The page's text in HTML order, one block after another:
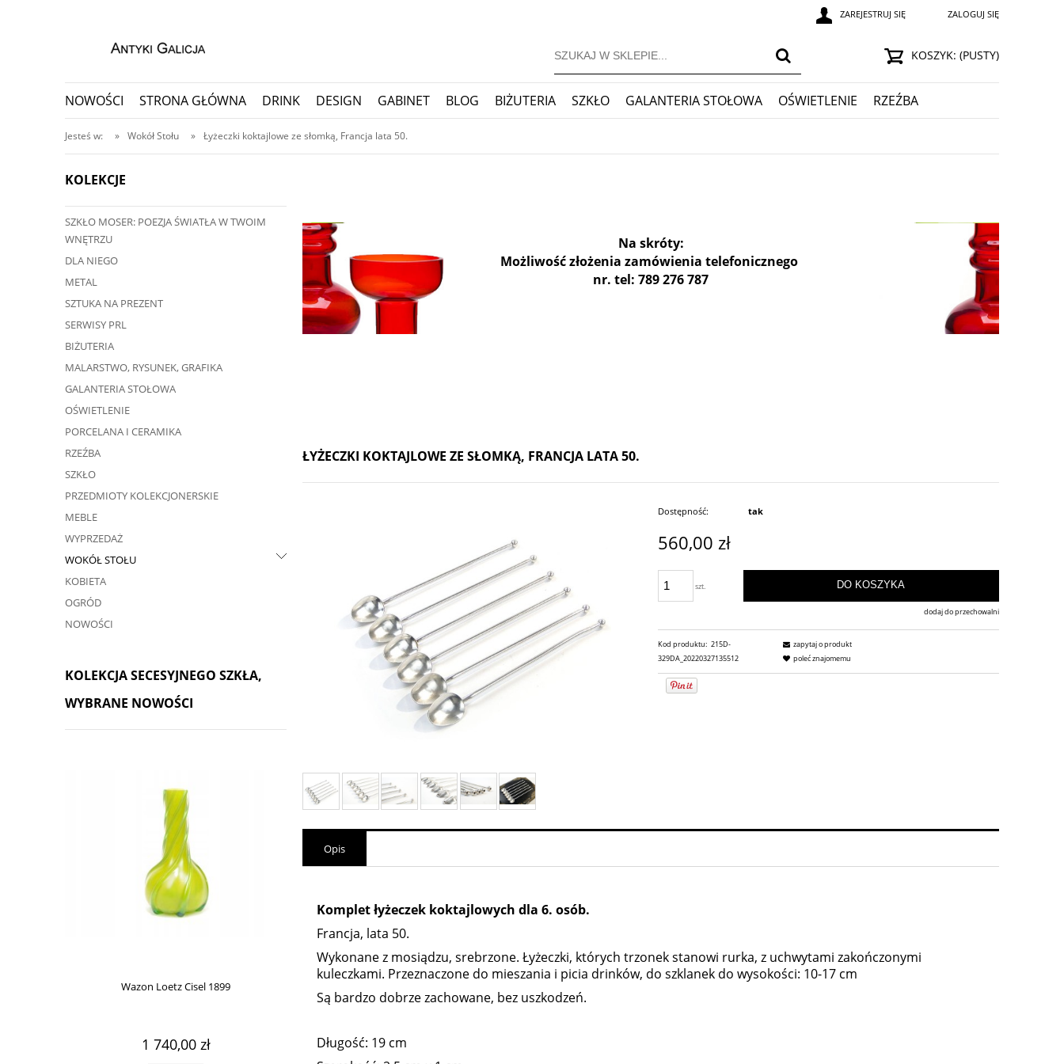
ZAREJESTRUJ SIĘ ZALOGUJ SIĘ
KOSZYK: (PUSTY)
NOWOŚCI STRONA GŁÓWNA DRINK DESIGN GABINET BLOG BIŻUTERIA SZKŁO GALANTERIA STOŁOWA OŚWIETLENIE
RZEŹBA
PORCELANA I CERAMIKA
PRZEDMIOTY KOLEKCJONERSKIE
Jesteś w: » Wokół Stołu » Łyżeczki koktajlowe ze słomką, Francja lata 50.
KOLEKCJE
SZKŁO MOSER: POEZJA ŚWIATŁA W TWOIM
WNĘTRZU
DLA NIEGO
METAL
SZTUKA NA PREZENT
SERWISY PRL
BIŻUTERIA
MALARSTWO, RYSUNEK, GRAFIKA
GALANTERIA STOŁOWA
OŚWIETLENIE
PORCELANA I CERAMIKA
RZEŹBA
SZKŁO
PRZEDMIOTY KOLEKCJONERSKIE
MEBLE
WYPRZEDAŻ
WOKÓŁ STOŁU
KOBIETA
OGRÓD
NOWOŚCI
KOLEKCJA SECESYJNEGO SZKŁA,
WYBRANE NOWOŚCI
Wazon Loetz Cisel 1899
1 740,00 zł 1 200,00 zł
przedmiot?
nawet do 30 dni
Na skróty:
Możliwość złożenia zamówienia telefonicznego
nr. tel: 789 276 787
ŁYŻECZKI KOKTAJLOWE ZE SŁOMKĄ, FRANCJA LATA 50.
Dostępność: tak
560,00 zł
szt. DO KOSZYKA
dodaj do przechowalni
Kod produktu: 215D-
329DA_20220327135512
zapytaj o produkt
poleć znajomemu
Opis
Komplet łyżeczek koktajlowych dla 6. osób.
Francja, lata 50.
Wykonane z mosiądzu, srebrzone. Łyżeczki, których trzonek stanowi rurka, z uchwytami zakończonymi
kuleczkami. Przeznaczone do mieszania i picia drinków, do szklanek do wysokości: 10-17 cm
Są bardzo dobrze zachowane, bez uszkodzeń.
Długość: 19 cm